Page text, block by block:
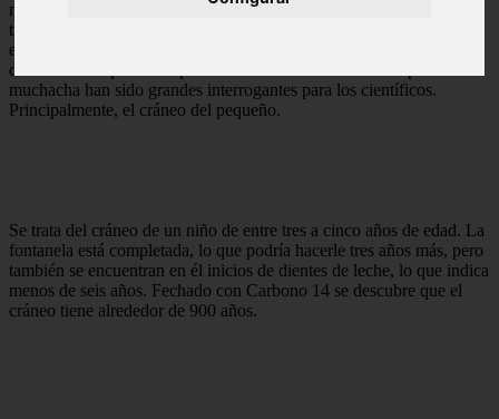
más encuentra en una
tumba poco profunda
el esqueleto de niño
deformado de por todas partes. Los cráneos encontrados por esta
muchacha han sido grandes interrogantes para los científicos.
Principalmente, el cráneo del pequeño.
Se trata del cráneo de un niño de entre tres a cinco años de edad. La
fontanela está completada, lo que podría hacerle tres años más, pero
también se encuentran en él inicios de dientes de leche, lo que indica
menos de seis años. Fechado con Carbono 14 se descubre que el
cráneo tiene alrededor de 900 años.